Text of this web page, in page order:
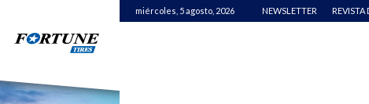
miércoles, 5 agosto, 2026 NEWSLETTER REVISTA